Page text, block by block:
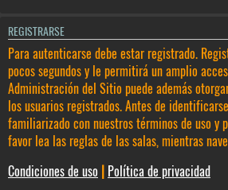
REGISTRARSE
Para autenticarse debe estar registrado.
pocos segundos y le permitirá un amplio
Administración del Sitio puede además
los usuarios registrados. Antes de
familiarizado con nuestros términos de uso y
favor lea las reglas de las salas, mientras
Condiciones de uso
Política de privacidad